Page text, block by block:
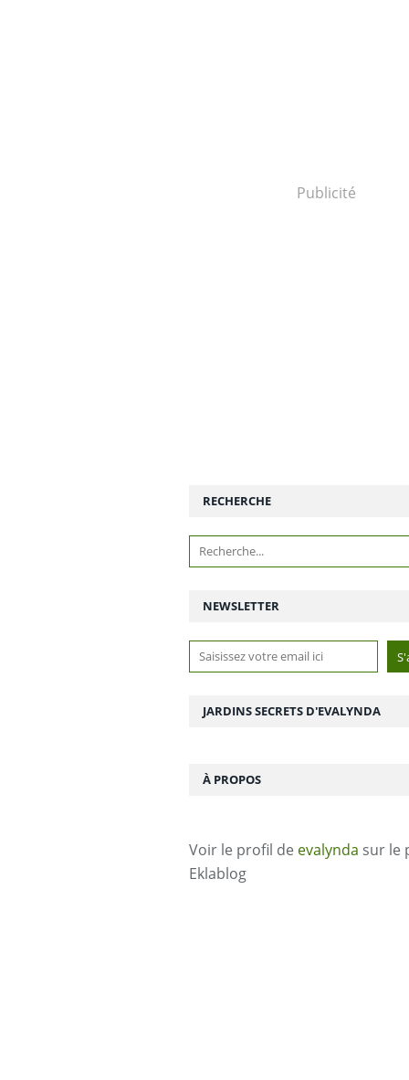
Publicité
NEWSLETTER
RECHERCHE
JARDINS SECRETS D'EVALYNDA
À PROPOS
Voir le profil de evalynda sur le
Eklablog